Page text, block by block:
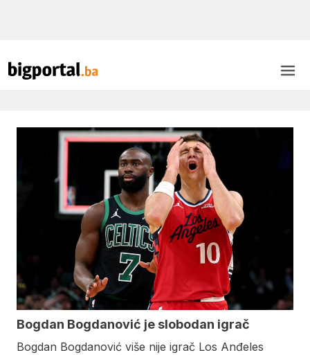
Bogdan Bogdanović je slobodan igrač
Bogdan Bogdanović više nije igrač Los Anđeles